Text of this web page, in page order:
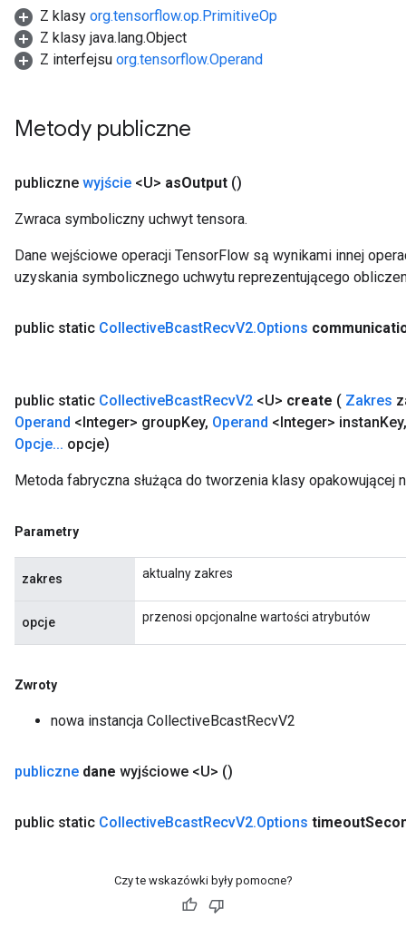
Z klasy org.tensorflow.op.PrimitiveOp
Z klasy java.lang.Object
Z interfejsu org.tensorflow.Operand
Metody publiczne
publiczne wyjście <U> asOutput ()
Zwraca symboliczny uchwyt tensora.
Dane wejściowe operacji TensorFlow są wynikami innej
uzyskania symbolicznego uchwytu reprezentującego
public static CollectiveBcastRecvV2.Options
public static CollectiveBcastRecvV2 <U> create ( Zakres
Operand <Integer> groupKey, Operand <Integer> instanKey,
Opcje... opcje)
Metoda fabryczna służąca do tworzenia klasy opakowującej
Parametry
zakres aktualny zakres
opcje przenosi opcjonalne wartości atrybutów
Zwroty
nowa instancja CollectiveBcastRecvV2
publiczne dane wyjściowe <U> ()
public static CollectiveBcastRecvV2.Options timeout
Czy te wskazówki były pomocne?